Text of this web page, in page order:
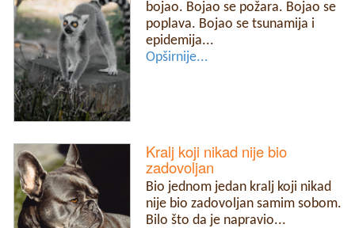
bojao. Bojao se požara. Bojao se
poplava. Bojao se tsunamija i
epidemija...
Opširnije...
Kralj koji nikad nije bio
zadovoljan
Bio jednom jedan kralj koji nikad
nije bio zadovoljan samim sobom.
Bilo što da je napravio...